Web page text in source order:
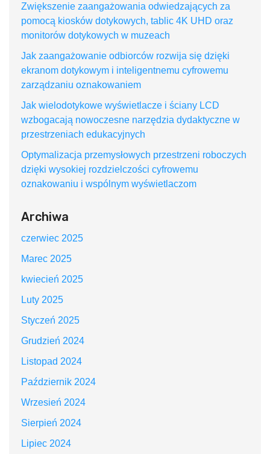
Zwiększenie zaangażowania odwiedzających za
pomocą kiosków dotykowych, tablic 4K UHD oraz
monitorów dotykowych w muzeach
Jak zaangażowanie odbiorców rozwija się dzięki
ekranom dotykowym i inteligentnemu cyfrowemu
zarządzaniu oznakowaniem
Jak wielodotykowe wyświetlacze i ściany LCD
wzbogacają nowoczesne narzędzia dydaktyczne w
przestrzeniach edukacyjnych
Optymalizacja przemysłowych przestrzeni roboczych
dzięki wysokiej rozdzielczości cyfrowemu
oznakowaniu i wspólnym wyświetlaczom
Archiwa
czerwiec 2025
Marec 2025
kwiecień 2025
Luty 2025
Styczeń 2025
Grudzień 2024
Listopad 2024
Październik 2024
Wrzesień 2024
Sierpień 2024
Lipiec 2024